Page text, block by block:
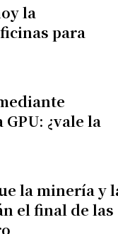
la
para
¿vale la
la minería y
el final de las